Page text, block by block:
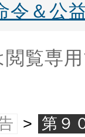
令＆公
覧専
> 第９